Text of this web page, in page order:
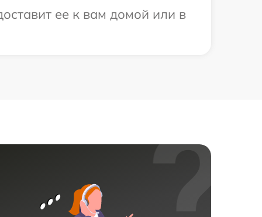
ее к вам домой или в